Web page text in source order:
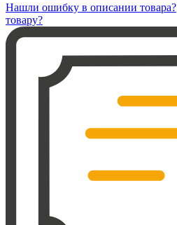
Нашли ошибку в описании товара?
товару?